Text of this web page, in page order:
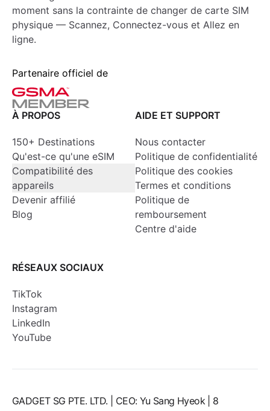
moment sans la contrainte de changer de carte SIM
physique — Scannez, Connectez-vous et Allez en
ligne.
Partenaire officiel de
À PROPOS
150+ Destinations
Qu'est-ce qu'une eSIM
Compatibilité des
appareils
Devenir affilié
Blog
AIDE ET SUPPORT
Nous contacter
Politique de confidentialité
Politique des cookies
Termes et conditions
Politique de
remboursement
Centre d'aide
RÉSEAUX SOCIAUX
TikTok
Instagram
LinkedIn
YouTube
GADGET SG PTE. LTD. | CEO: Yu Sang Hyeok | 8